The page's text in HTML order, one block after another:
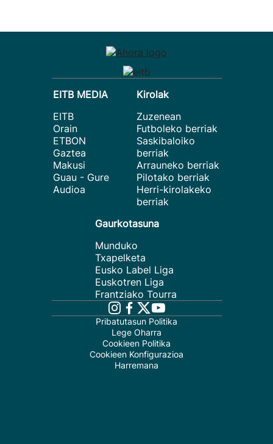
EITB MEDIA
EITB
Orain
ETBON
Gaztea
Makusi
Guau - Gure
Audioa
Kirolak
Zuzenean
Futboleko berriak
Saskibaloiko
berriak
Arrauneko berriak
Pilotako berriak
Herri-kirolakeko
berriak
Gaurkotasuna
Munduko
Txapelketa
Eusko Label Liga
Euskotren Liga
Frantziako Tourra
Pribatutasun Politika
Lege Oharra
Cookieen Politika
Cookieen Konfigurazioa
Harremana